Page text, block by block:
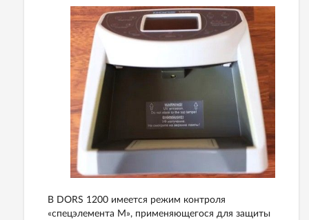
В DORS 1200 имеется режим контроля
«спецэлемента М», применяющегося для защиты